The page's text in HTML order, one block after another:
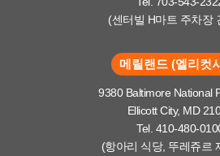
(센터빌 H마트 주차장
메릴랜드 (엘리컷
9380 Baltimore National
Ellicott City, MD
Tel. 410-480-
(항아리 식당, 뚜레쥬르